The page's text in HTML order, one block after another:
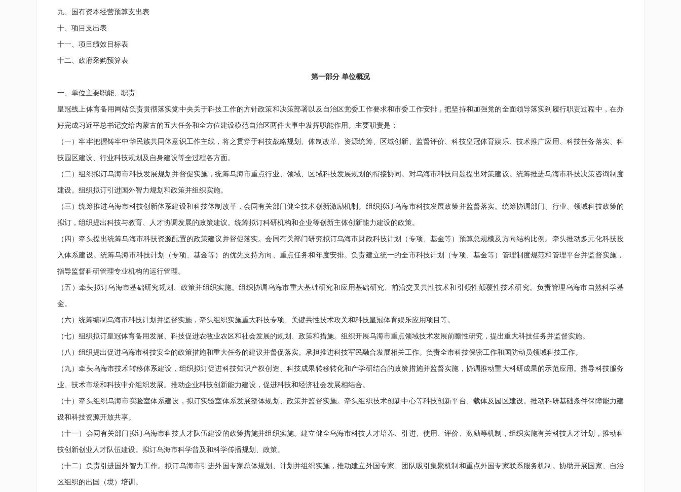
九、国有资本经营预算支出表
十、项目支出表
十一、项目绩效目标表
十二、政府采购预算表
第一部分 单位概况
一、单位主要职能、职责
皇冠线上体育备用网站负责贯彻落实党中央关于科技工作的方针政策和决策部署以及自治区党委工作要求和市委工作安排，把坚持和加强党的全面领导落实到履行职责过程中，在办
好完成习近平总书记交给内蒙古的五大任务和全方位建设模范自治区两件大事中发挥职能作用。主要职责是：
（一）牢牢把握铸牢中华民族共同体意识工作主线，将之贯穿于科技战略规划、体制改革、资源统筹、区域创新、监督评价、科技皇冠体育娱乐、技术推广应用、科技任务落实、科
技园区建设、行业科技规划及自身建设等全过程各方面。
（二）组织拟订乌海市科技发展规划并督促实施，统筹乌海市重点行业、领域、区域科技发展规划的衔接协同。对乌海市科技问题提出对策建议。统筹推进乌海市科技决策咨询制度
建设。组织拟订引进国外智力规划和政策并组织实施。
（三）统筹推进乌海市科技创新体系建设和科技体制改革，会同有关部门健全技术创新激励机制。组织拟订乌海市科技发展政策并监督落实。统筹协调部门、行业、领域科技政策的
拟订，组织提出科技与教育、人才协调发展的政策建议。统筹拟订科研机构和企业等创新主体创新能力建设的政策。
（四）牵头提出统筹乌海市科技资源配置的政策建议并督促落实。会同有关部门研究拟订乌海市财政科技计划（专项、基金等）预算总规模及方向结构比例。牵头推动多元化科技投
入体系建设。统筹乌海市科技计划（专项、基金等）的优先支持方向、重点任务和年度安排。负责建立统一的全市科技计划（专项、基金等）管理制度规范和管理平台并监督实施，
指导监督科研管理专业机构的运行管理。
（五）牵头拟订乌海市基础研究规划、政策并组织实施。组织协调乌海市重大基础研究和应用基础研究、前沿交叉共性技术和引领性颠覆性技术研究。负责管理乌海市自然科学基
金。
（六）统筹编制乌海市科技计划并监督实施，牵头组织实施重大科技专项、关键共性技术攻关和科技皇冠体育娱乐应用项目等。
（七）组织拟订皇冠体育备用发展、科技促进农牧业农区和社会发展的规划、政策和措施。组织开展乌海市重点领域技术发展前瞻性研究，提出重大科技任务并监督实施。
（八）组织提出促进乌海市科技安全的政策措施和重大任务的建议并督促落实。承担推进科技军民融合发展相关工作。负责全市科技保密工作和国防动员领域科技工作。
（九）牵头乌海市技术转移体系建设，组织拟订促进科技知识产权创造、科技成果转移转化和产学研结合的政策措施并监督实施，协调推动重大科研成果的示范应用。指导科技服务
业、技术市场和科技中介组织发展。推动企业科技创新能力建设，促进科技和经济社会发展相结合。
（十）牵头组织乌海市实验室体系建设，拟订实验室体系发展整体规划、政策并监督实施。牵头组织技术创新中心等科技创新平台、载体及园区建设。推动科研基础条件保障能力建
设和科技资源开放共享。
（十一）会同有关部门拟订乌海市科技人才队伍建设的政策措施并组织实施。建立健全乌海市科技人才培养、引进、使用、评价、激励等机制，组织实施有关科技人才计划，推动科
技创新创业人才队伍建设。拟订乌海市科学普及和科学传播规划、政策。
（十二）负责引进国外智力工作。拟订乌海市引进外国专家总体规划、计划并组织实施，推动建立外国专家、团队吸引集聚机制和重点外国专家联系服务机制。协助开展国家、自治
区组织的出国（境）培训。